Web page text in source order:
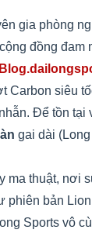
gia phòng
đồng đam
Carbon siêu
Để tồn
gai dài
ma thuật, nơi
phiên bản
Sports vô